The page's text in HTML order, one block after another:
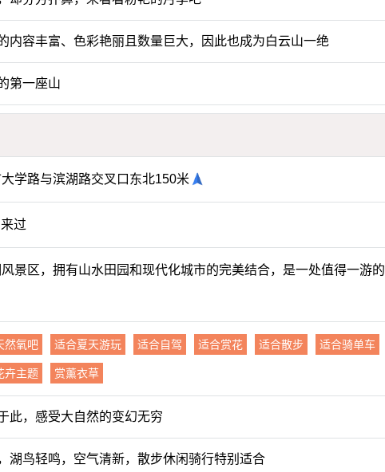
内容丰富、色彩艳丽且数量巨大，因此也成为白云山一绝
第一座山
学路与滨湖路交叉口东北150米
过
景区，拥有山水田园和现代化城市的完美结合，是一处值得一游的
然氧吧 适合夏天游玩 适合自驾 适合赏花 适合散步 适合骑单车
卉主题 赏薰衣草
此，感受大自然的变幻无穷
湖鸟轻鸣，空气清新，散步休闲骑行特别适合